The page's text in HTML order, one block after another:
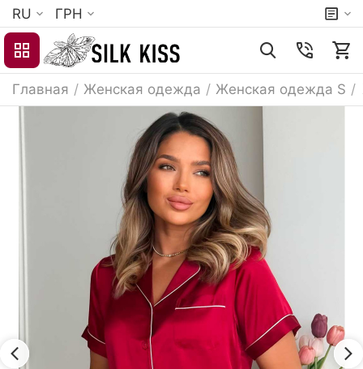
RU ГРН
Главная / Женская одежда / Женская одежда S /